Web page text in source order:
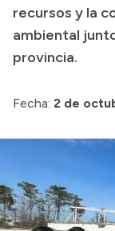
Transparencia
Consulta de
Consulta de
Convocatorias
Intranet
recursos y la
ambiental
provincia.
Fecha: 2 de